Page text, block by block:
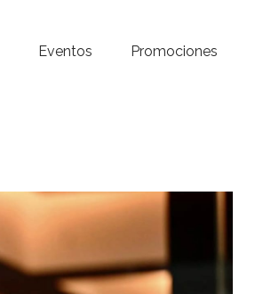
Eventos Promociones